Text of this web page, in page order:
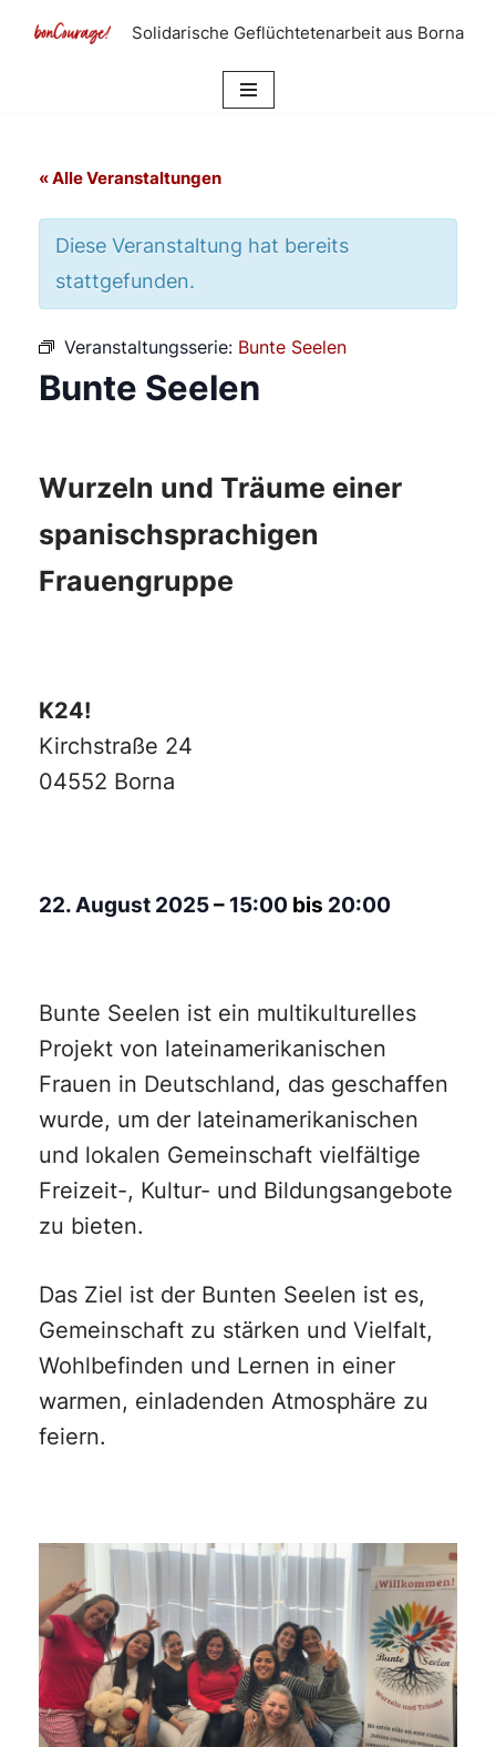
Solidarische Geflüchtetenarbeit aus Borna
« Alle Veranstaltungen
Diese Veranstaltung hat bereits
stattgefunden.
Veranstaltungsserie: Bunte Seelen
Bunte Seelen
Wurzeln und Träume einer
spanischsprachigen
Frauengruppe
K24!
Kirchstraße 24
04552 Borna
22. August 2025– 15:00 bis 20:00
Bunte Seelen ist ein multikulturelles
Projekt von lateinamerikanischen
Frauen in Deutschland, das geschaffen
wurde, um der lateinamerikanischen
und lokalen Gemeinschaft vielfältige
Freizeit-, Kultur- und Bildungsangebote
zu bieten.
Das Ziel ist der Bunten Seelen ist es,
Gemeinschaft zu stärken und Vielfalt,
Wohlbefinden und Lernen in einer
warmen, einladenden Atmosphäre zu
feiern.